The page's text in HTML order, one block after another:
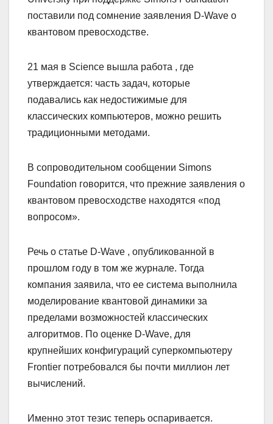
поставили под сомнение заявления D-Wave о
квантовом превосходстве.
21 мая в Science вышла работа , где
утверждается: часть задач, которые
подавались как недостижимые для
классических компьютеров, можно решить
традиционными методами.
В сопроводительном сообщении Simons
Foundation говорится, что прежние заявления о
квантовом превосходстве находятся «под
вопросом».
Речь о статье D-Wave , опубликованной в
прошлом году в том же журнале. Тогда
компания заявила, что ее система выполнила
моделирование квантовой динамики за
пределами возможностей классических
алгоритмов. По оценке D-Wave, для
крупнейших конфигураций суперкомпьютеру
Frontier потребовался бы почти миллион лет
вычислений.
Именно этот тезис теперь оспаривается.